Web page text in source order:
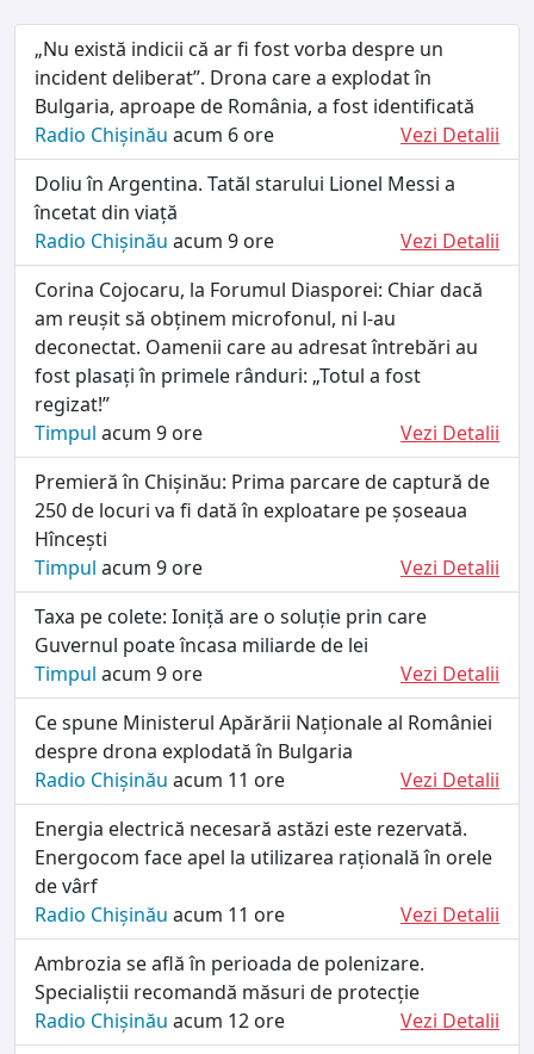
„Nu există indicii că ar fi fost vorba despre un
incident deliberat”. Drona care a explodat în
Bulgaria, aproape de România, a fost identificată
Radio Chișinău acum 6 ore
Vezi Detalii
Doliu în Argentina. Tatăl starului Lionel Messi a
încetat din viață
Radio Chișinău acum 9 ore
Vezi Detalii
Corina Cojocaru, la Forumul Diasporei: Chiar dacă
am reușit să obținem microfonul, ni l-au
deconectat. Oamenii care au adresat întrebări au
fost plasați în primele rânduri: „Totul a fost
regizat!”
Timpul acum 9 ore
Vezi Detalii
Premieră în Chișinău: Prima parcare de captură de
250 de locuri va fi dată în exploatare pe șoseaua
Hîncești
Timpul acum 9 ore
Vezi Detalii
Taxa pe colete: Ioniță are o soluție prin care
Guvernul poate încasa miliarde de lei
Timpul acum 9 ore
Vezi Detalii
Ce spune Ministerul Apărării Naționale al României
despre drona explodată în Bulgaria
Radio Chișinău acum 11 ore
Vezi Detalii
Energia electrică necesară astăzi este rezervată.
Energocom face apel la utilizarea rațională în orele
de vârf
Radio Chișinău acum 11 ore
Vezi Detalii
Ambrozia se află în perioada de polenizare.
Specialiștii recomandă măsuri de protecție
Radio Chișinău acum 12 ore
Vezi Detalii